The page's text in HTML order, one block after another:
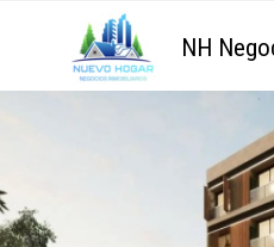
NH